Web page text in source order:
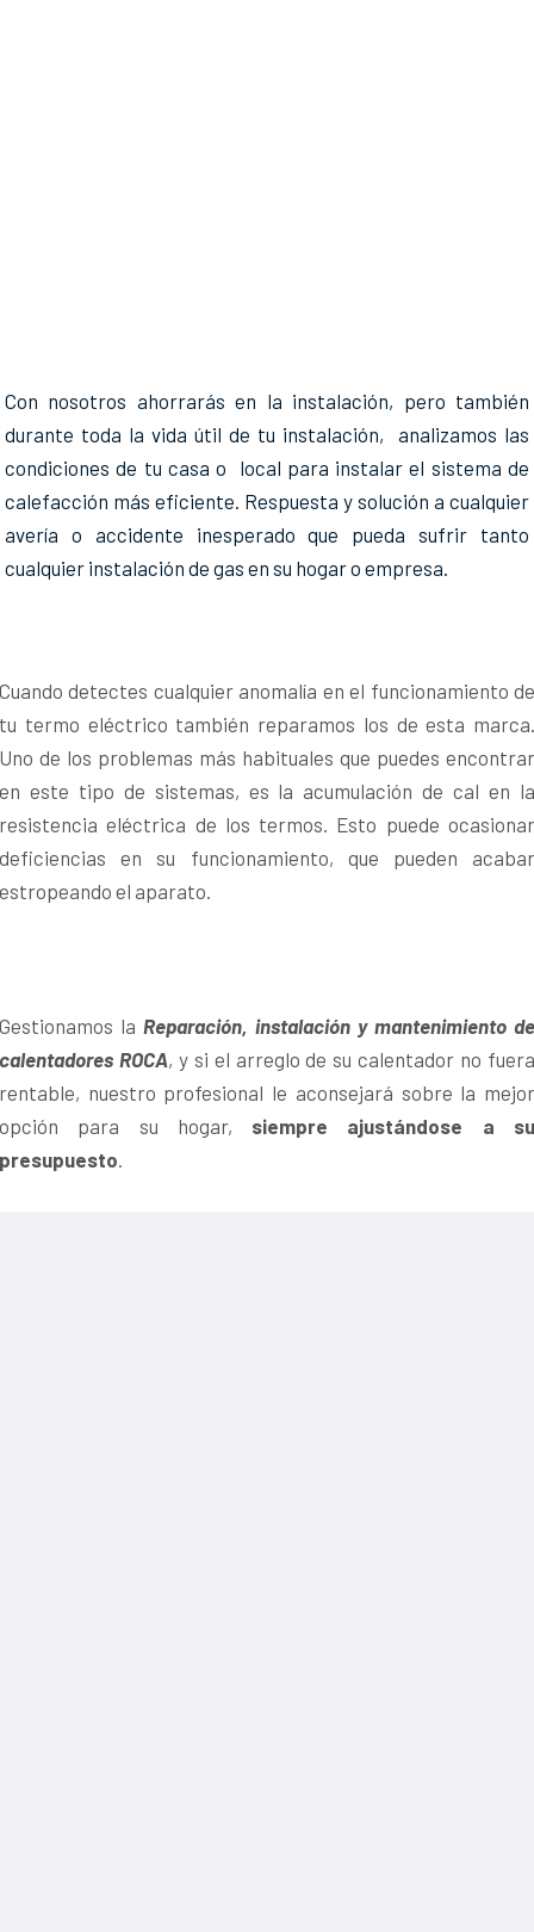
Con nosotros ahorrarás en la instalación, pero también
durante toda la vida útil de tu instalación, analizamos las
condiciones de tu casa o local para instalar el sistema de
calefacción más eficiente. Respuesta y solución a cualquier
avería o accidente inesperado que pueda sufrir tanto
cualquier instalación de gas en su hogar o empresa.
Cuando detectes cualquier anomalía en el funcionamiento de
tu termo eléctrico también reparamos los de esta marca.
Uno de los problemas más habituales que puedes encontrar
en este tipo de sistemas, es la acumulación de cal en la
resistencia eléctrica de los termos. Esto puede ocasionar
deficiencias en su funcionamiento, que pueden acabar
estropeando el aparato.
Gestionamos la Reparación, instalación y mantenimiento
calentadores ROCA, y si el arreglo de su calentador no
rentable, nuestro profesional le aconsejará sobre la mejor
opción para su hogar, siempre ajustándose a
presupuesto